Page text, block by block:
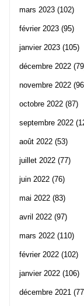
mars 2023 (102)
février 2023 (95)
janvier 2023 (105)
décembre 2022
novembre 2022
octobre 2022 (87)
septembre 2022
août 2022 (53)
juillet 2022 (77)
juin 2022 (76)
mai 2022 (83)
avril 2022 (97)
mars 2022 (110)
février 2022 (102)
janvier 2022 (106)
décembre 2021